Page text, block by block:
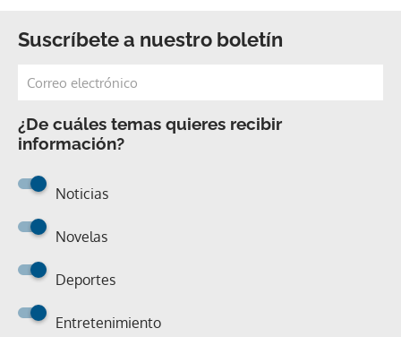
Suscríbete a nuestro boletín
¿De cuáles temas quieres recibir
información?
Noticias
Novelas
Deportes
Entretenimiento